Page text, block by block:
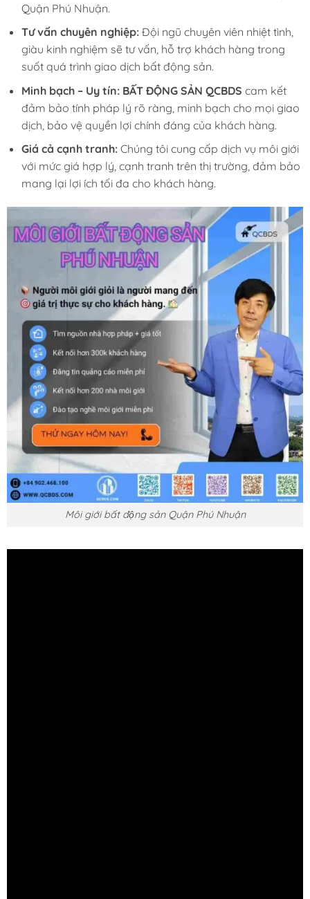
Quận Phú Nhuận.
Tư vấn chuyên nghiệp:Đội ngũ chuyên viên nhiệt tình,
giàu kinh nghiệm sẽ tư vấn, hỗ trợ khách hàng trong
suốt quá trình giao dịch bất động sản.
Minh bạch – Uy tín: BẤT ĐỘNG SẢN QCBDS cam kết
đảm bảo tính pháp lý rõ ràng, minh bạch cho mọi giao
dịch, bảo vệ quyền lợi chính đáng của khách hàng.
Giá cả cạnh tranh:Chúng tôi cung cấp dịch vụ môi giới
với mức giá hợp lý, cạnh tranh trên thị trường, đảm bảo
mang lại lợi ích tối đa cho khách hàng.
Môi giới bất động sản Quận Phú Nhuận